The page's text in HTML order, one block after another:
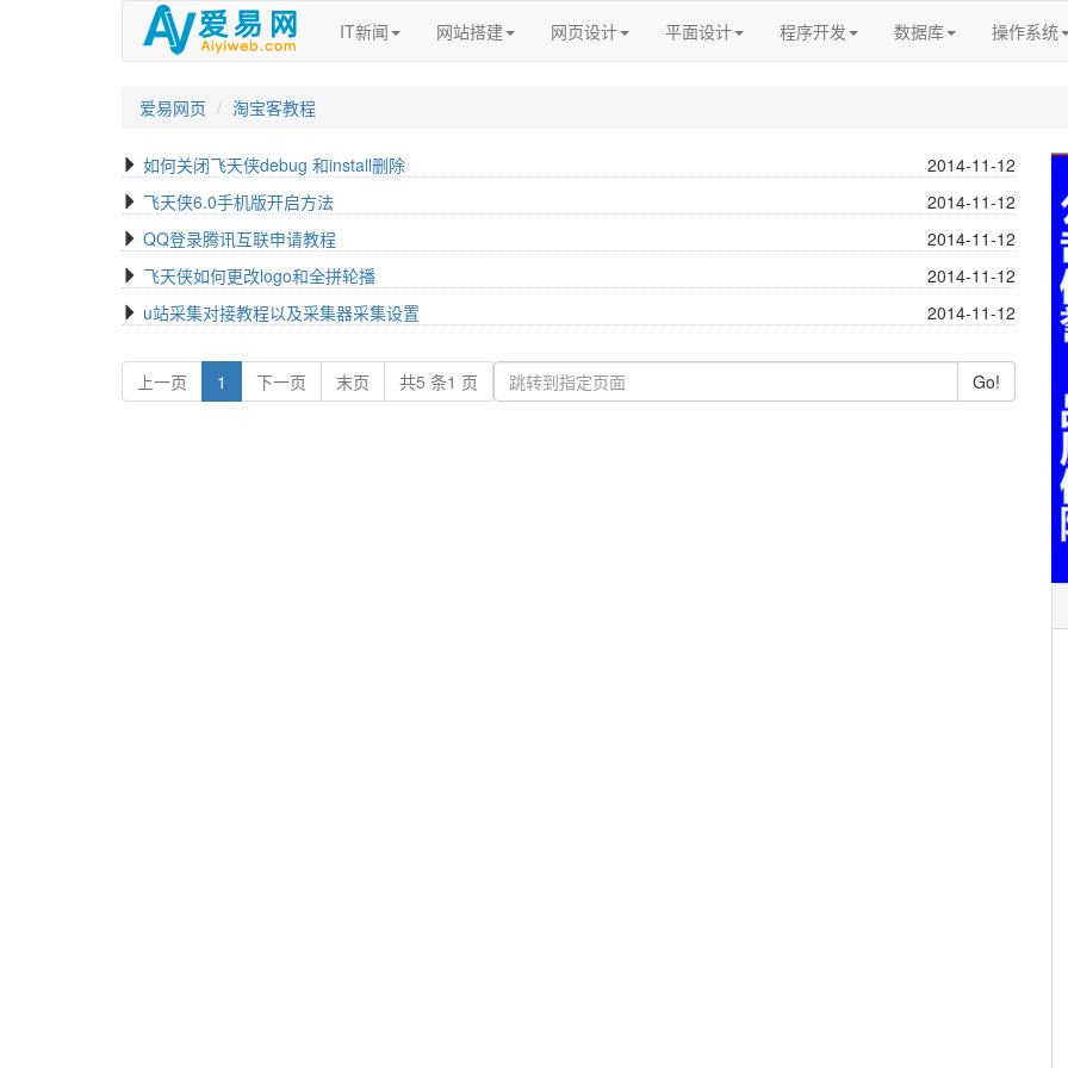
IT新闻 网站搭建 网页设计 平面设计 程序开发 数据库 操作系统
爱易网页 淘宝客教程
如何关闭飞天侠debug 和install删除
2014-11-12
飞天侠6.0手机版开启方法
2014-11-12
QQ登录腾讯互联申请教程
2014-11-12
飞天侠如何更改logo和全拼轮播
2014-11-12
u站采集对接教程以及采集器采集设置
2014-11-12
上一页 1 (current)
下一页 末页 共5 条1 页 Go!